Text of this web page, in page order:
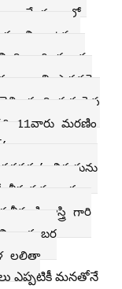
ఇదే పంధాలో
ఉన్న
దురాక్ర
శాంతి స్థాపనకై
సంధి పత్రంపైన
11వారు మరణిం
బిరుదును
కారు
గారి
డంబర
లలితా
ఎప్పటికీ మనతోనే